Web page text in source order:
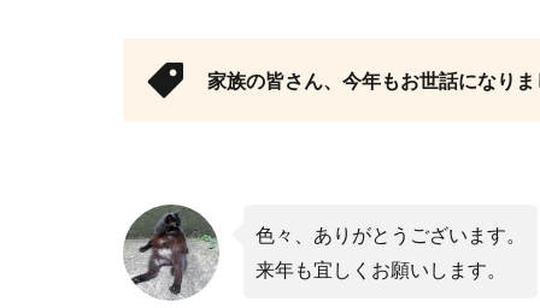
家族の皆さん、今年もお世話になりま
色々、ありがとうございます。
来年も宜しくお願いします。